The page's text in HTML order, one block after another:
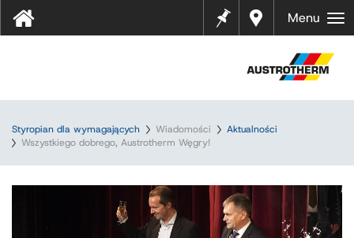
Gdzie
kupić
Notes
Menu
Styropian dla wymagających Wiadomości
Aktualności
Wszystkiego dobrego, Austrotherm Węgry!